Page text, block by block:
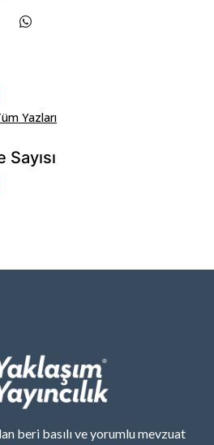
Yazları
beri basılı ve yorumlu mevzuat